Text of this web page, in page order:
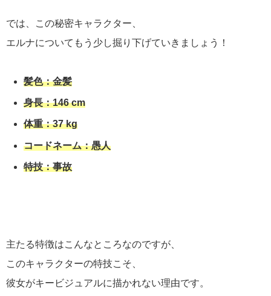
では、この秘密キャラクター、
エルナについてもう少し掘り下げていきましょう！
髪色：金髪
身長：146 cm
体重：37 kg
コードネーム：愚人
特技：事故
主たる特徴はこんなところなのですが、
このキャラクターの特技こそ、
彼女がキービジュアルに描かれない理由です。